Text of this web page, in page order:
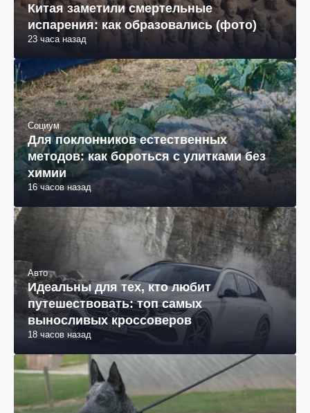
Китая заметили смертельные
испарения: как образовались (фото)
23 часа назад
Социум
Для поклонников естественных
методов: как бороться с улитками без
химии
16 часов назад
Авто
Идеальны для тех, кто любит
путешествовать: топ самых
выносливых кроссоверов
18 часов назад